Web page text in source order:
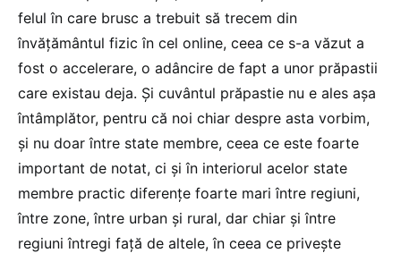
felul în care brusc a trebuit să trecem din
învățământul fizic în cel online, ceea ce s-a văzut a
fost o accelerare, o adâncire de fapt a unor prăpastii
care existau deja. Și cuvântul prăpastie nu e ales așa
întâmplător, pentru că noi chiar despre asta vorbim,
și nu doar între state membre, ceea ce este foarte
important de notat, ci și în interiorul acelor state
membre practic diferențe foarte mari între regiuni,
între zone, între urban și rural, dar chiar și între
regiuni întregi față de altele, în ceea ce privește